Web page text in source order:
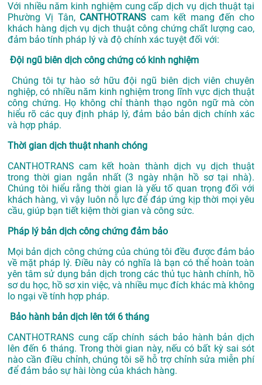
Với nhiều năm kinh nghiệm cung cấp dịch vụ dịch thuật tại
Phường Vị Tân, CANTHOTRANS cam kết mang đến cho
khách hàng dịch vụ dịch thuật công chứng chất lượng cao,
đảm bảo tính pháp lý và độ chính xác tuyệt đối với:
Đội ngũ biên dịch công chứng có kinh nghiệm
Chúng tôi tự hào sở hữu đội ngũ biên dịch viên chuyên
nghiệp, có nhiều năm kinh nghiệm trong lĩnh vực dịch thuật
công chứng. Họ không chỉ thành thạo ngôn ngữ mà còn
hiểu rõ các quy định pháp lý, đảm bảo bản dịch chính xác
và hợp pháp.
Thời gian dịch thuật nhanh chóng
CANTHOTRANS cam kết hoàn thành dịch vụ dịch thuật
trong thời gian ngắn nhất (3 ngày nhận hồ sơ tại nhà).
Chúng tôi hiểu rằng thời gian là yếu tố quan trọng đối với
khách hàng, vì vậy luôn nỗ lực để đáp ứng kịp thời mọi yêu
cầu, giúp bạn tiết kiệm thời gian và công sức.
Pháp lý bản dịch công chứng đảm bảo
Mọi bản dịch công chứng của chúng tôi đều được đảm bảo
về mặt pháp lý. Điều này có nghĩa là bạn có thể hoàn toàn
yên tâm sử dụng bản dịch trong các thủ tục hành chính, hồ
sơ du học, hồ sơ xin việc, và nhiều mục đích khác mà không
lo ngại về tính hợp pháp.
Bảo hành bản dịch lên tới 6 tháng
CANTHOTRANS cung cấp chính sách bảo hành bản dịch
lên đến 6 tháng. Trong thời gian này, nếu có bất kỳ sai sót
nào cần điều chỉnh, chúng tôi sẽ hỗ trợ chỉnh sửa miễn phí
để đảm bảo sự hài lòng của khách hàng.